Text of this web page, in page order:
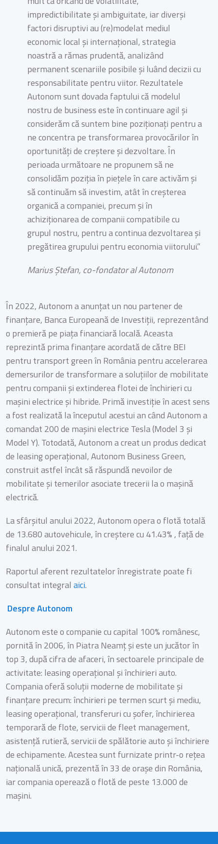
impredictibilitate și ambiguitate, iar diverși
factori disruptivi au (re)modelat mediul
economic local și internațional, strategia
noastră a rămas prudentă, analizând
permanent scenariile posibile și luând decizii cu
responsabilitate pentru viitor. Rezultatele
Autonom sunt dovada faptului că modelul
nostru de business este în continuare agil și
considerăm că suntem bine poziționați pentru a
ne concentra pe transformarea provocărilor în
oportunități de creștere și dezvoltare. În
perioada următoare ne propunem să ne
consolidăm poziția în piețele în care activăm și
să continuăm să investim, atât în creșterea
organică a companiei, precum și în
achiziționarea de companii compatibile cu
grupul nostru, pentru a continua dezvoltarea și
pregătirea grupului pentru economia viitorului.”
Marius Ștefan, co-fondator al Autonom
În 2022, Autonom a anunțat un nou partener de
finanțare, Banca Europeană de Investiții, reprezentând
o premieră pe piața financiară locală. Aceasta
reprezintă prima finanțare acordată de către BEI
pentru transport green în România pentru accelerarea
demersurilor de transformare a soluțiilor de mobilitate
pentru companii și extinderea flotei de închirieri cu
mașini electrice și hibride. Primă investiție în acest sens
a fost realizată la începutul acestui an când Autonom a
comandat 200 de mașini electrice Tesla (Model 3 și
Model Y). Totodată, Autonom a creat un produs dedicat
de leasing operațional, Autonom Business Green,
construit astfel încât să răspundă nevoilor de
mobilitate și temerilor asociate trecerii la o mașină
electrică.
La sfârșitul anului 2022, Autonom opera o flotă totală
de 13.680 autovehicule, în creștere cu 41.43% , față de
finalul anului 2021.
Raportul aferent rezultatelor înregistrate poate fi
consultat integral aici.
Despre Autonom
Autonom este o companie cu capital 100% românesc,
pornită în 2006, în Piatra Neamț și este un jucător în
top 3, după cifra de afaceri, în sectoarele principale de
activitate: leasing operațional și închirieri auto.
Compania oferă soluții moderne de mobilitate și
finanțare precum: închirieri pe termen scurt și mediu,
leasing operațional, transferuri cu șofer, închirierea
temporară de flote, servicii de fleet management,
asistență rutieră, servicii de spălătorie auto și închiriere
de echipamente. Acestea sunt furnizate printr-o rețea
națională unică, prezentă în 33 de orașe din România,
iar compania operează o flotă de peste 13.000 de
mașini.